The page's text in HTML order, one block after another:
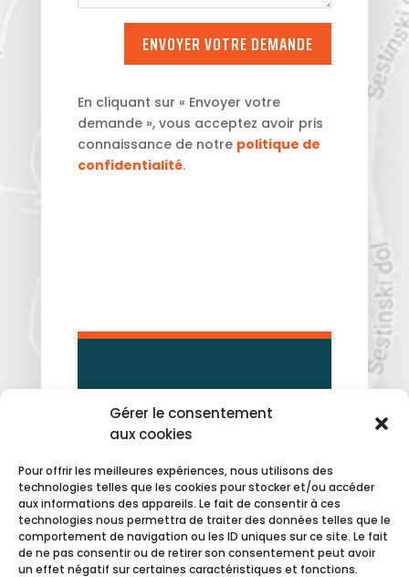
Gérer le consentement
aux cookies
Pour offrir les meilleures expériences, nous utilisons des
technologies telles que les cookies pour stocker et/ou accéder
aux informations des appareils. Le fait de consentir à ces
technologies nous permettra de traiter des données telles que le
comportement de navigation ou les ID uniques sur ce site. Le fait
de ne pas consentir ou de retirer son consentement peut avoir
un effet négatif sur certaines caractéristiques et fonctions.
ENVOYER VOTRE DEMANDE
En cliquant sur « Envoyer votre
demande », vous acceptez avoir pris
connaissance de notre politique de
confidentialité.
ZONE DE KERANDOUARÉ,
834 ROUTE DE CAUDAN,
56850 CAUDAN
02 97 89 91 75
MENTIONS LÉGALES
POLITIQUE DE